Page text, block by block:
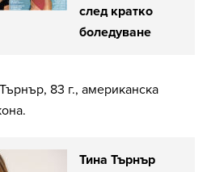
след кратко
боледуване
83 г., американска
Тина Търнър